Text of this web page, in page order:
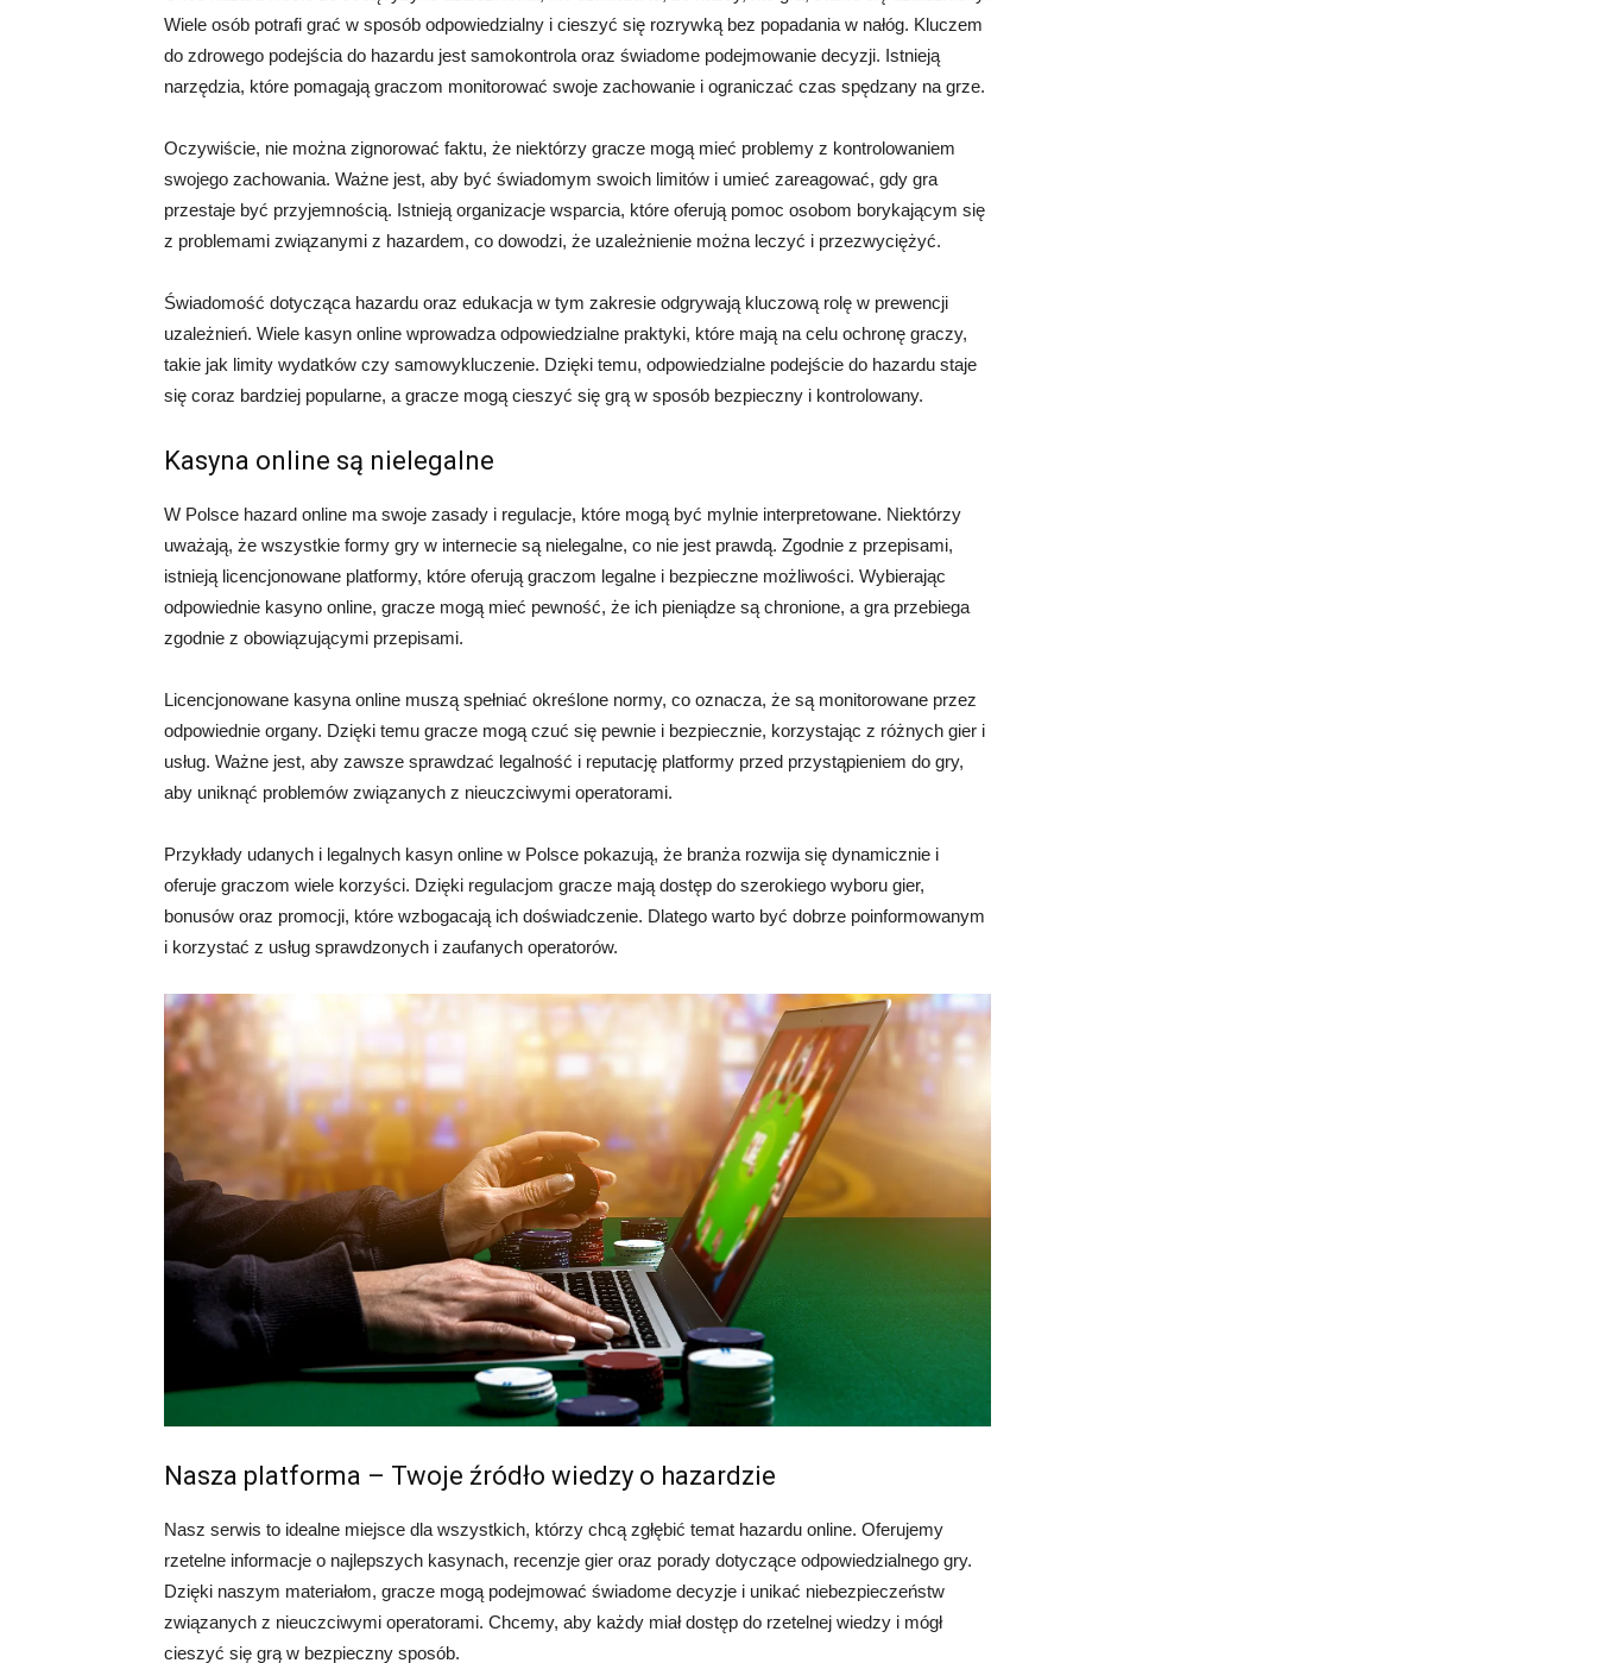
Wiele osób potrafi grać w sposób odpowiedzialny i cieszyć się rozrywką bez popadania w nałóg. Kluczem
do zdrowego podejścia do hazardu jest samokontrola oraz świadome podejmowanie decyzji. Istnieją
narzędzia, które pomagają graczom monitorować swoje zachowanie i ograniczać czas spędzany na grze.
Oczywiście, nie można zignorować faktu, że niektórzy gracze mogą mieć problemy z kontrolowaniem
swojego zachowania. Ważne jest, aby być świadomym swoich limitów i umieć zareagować, gdy gra
przestaje być przyjemnością. Istnieją organizacje wsparcia, które oferują pomoc osobom borykającym się
z problemami związanymi z hazardem, co dowodzi, że uzależnienie można leczyć i przezwyciężyć.
Świadomość dotycząca hazardu oraz edukacja w tym zakresie odgrywają kluczową rolę w prewencji
uzależnień. Wiele kasyn online wprowadza odpowiedzialne praktyki, które mają na celu ochronę graczy,
takie jak limity wydatków czy samowykluczenie. Dzięki temu, odpowiedzialne podejście do hazardu staje
się coraz bardziej popularne, a gracze mogą cieszyć się grą w sposób bezpieczny i kontrolowany.
Kasyna online są nielegalne
W Polsce hazard online ma swoje zasady i regulacje, które mogą być mylnie interpretowane. Niektórzy
uważają, że wszystkie formy gry w internecie są nielegalne, co nie jest prawdą. Zgodnie z przepisami,
istnieją licencjonowane platformy, które oferują graczom legalne i bezpieczne możliwości. Wybierając
odpowiednie kasyno online, gracze mogą mieć pewność, że ich pieniądze są chronione, a gra przebiega
zgodnie z obowiązującymi przepisami.
Licencjonowane kasyna online muszą spełniać określone normy, co oznacza, że są monitorowane przez
odpowiednie organy. Dzięki temu gracze mogą czuć się pewnie i bezpiecznie, korzystając z różnych gier i
usług. Ważne jest, aby zawsze sprawdzać legalność i reputację platformy przed przystąpieniem do gry,
aby uniknąć problemów związanych z nieuczciwymi operatorami.
Przykłady udanych i legalnych kasyn online w Polsce pokazują, że branża rozwija się dynamicznie i
oferuje graczom wiele korzyści. Dzięki regulacjom gracze mają dostęp do szerokiego wyboru gier,
bonusów oraz promocji, które wzbogacają ich doświadczenie. Dlatego warto być dobrze poinformowanym
i korzystać z usług sprawdzonych i zaufanych operatorów.
Nasza platforma – Twoje źródło wiedzy o hazardzie
Nasz serwis to idealne miejsce dla wszystkich, którzy chcą zgłębić temat hazardu online. Oferujemy
rzetelne informacje o najlepszych kasynach, recenzje gier oraz porady dotyczące odpowiedzialnego gry.
Dzięki naszym materiałom, gracze mogą podejmować świadome decyzje i unikać niebezpieczeństw
związanych z nieuczciwymi operatorami. Chcemy, aby każdy miał dostęp do rzetelnej wiedzy i mógł
cieszyć się grą w bezpieczny sposób.